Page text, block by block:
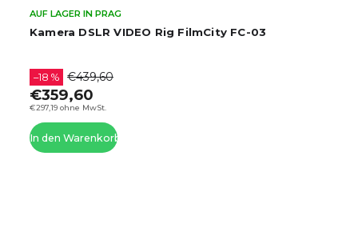
Kamera DSLR VIDEO Rig FilmCity FC-03
AUF LAGER IN PRAG
€297,19 ohne MwSt.
–18 % €439,60
€359,60
In den Warenkorb